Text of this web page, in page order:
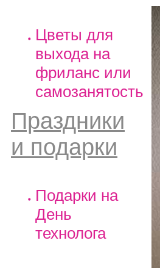
Цветы для
выхода на
фриланс или
самозанятость
Праздники
и подарки
Подарки на
День
технолога